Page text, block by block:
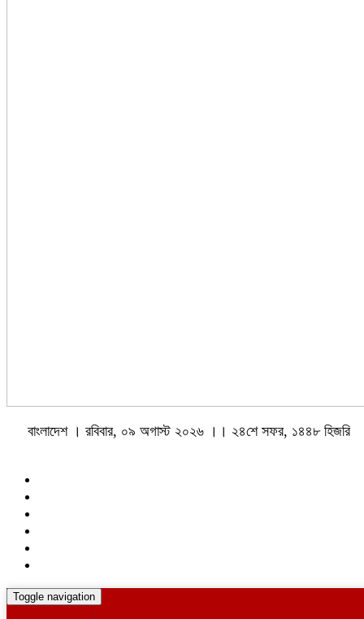
বাংলাদেশ । রবিবার, ০৯ অগাস্ট ২০২৬ ।। ২৪শে সফর, ১৪৪৮ হিজরি
Toggle navigation